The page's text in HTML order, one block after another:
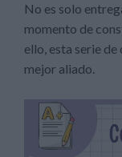
No es solo
momento de
ello, esta serie
mejor aliado.